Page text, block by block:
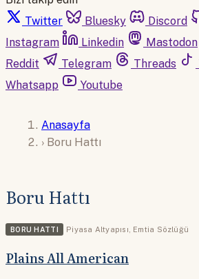
Twitter
Bluesky Discord
Instagram
Linkedin Mastodon
Reddit
Telegram Threads
Whatsapp
Youtube
Anasayfa
› Boru Hattı
Boru Hattı
BORU HATTI Piyasa Altyapısı, Emtia Sözlüğü
Plains All American